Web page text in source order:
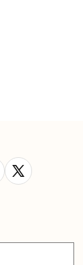
X
(Twitter)